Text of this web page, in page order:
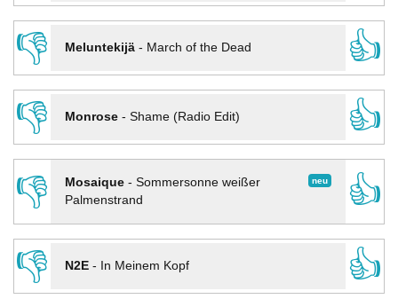
👎
Meluntekijä- March of the Dead
👍
👎
Monrose- Shame (Radio Edit)
👍
👎
neu
Mosaique- Sommersonne weißer
Palmenstrand
👍
👎
N2E- In Meinem Kopf
👍